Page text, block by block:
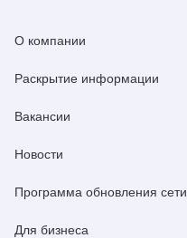
О компании
Раскрытие информации
Вакансии
Новости
Программа обновления сети
Для бизнеса